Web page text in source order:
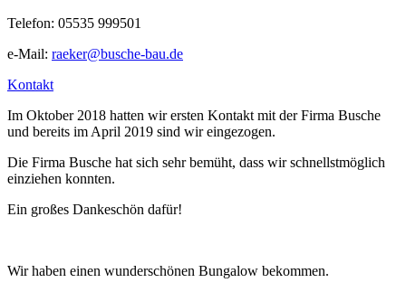
Telefon: 05535 999501
e-Mail: raeker@busche-bau.de
Kontakt
Im Oktober 2018 hatten wir ersten Kontakt mit der Firma Busche
und bereits im April 2019 sind wir eingezogen.
Die Firma Busche hat sich sehr bemüht, dass wir schnellstmöglich
einziehen konnten.
Ein großes Dankeschön dafür!
Wir haben einen wunderschönen Bungalow bekommen.